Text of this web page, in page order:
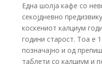
Една шолја кафе со
секојдневно
коскениот калциум
години старост. Тоа е
позначајно и од
таблети со калциум и